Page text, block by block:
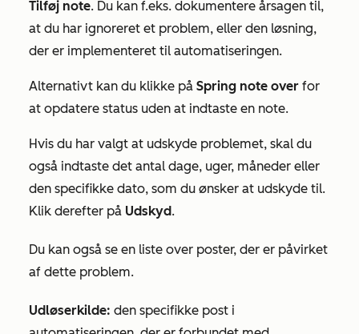
Tilføj note. Du kan f.eks. dokumentere årsagen til,
at du har ignoreret et problem, eller den løsning,
der er implementeret til automatiseringen.
Alternativt kan du klikke på Spring note over for
at opdatere status uden at indtaste en note.
Hvis du har valgt at udskyde problemet, skal du
også indtaste det antal dage, uger, måneder eller
den specifikke dato, som du ønsker at udskyde til.
Klik derefter på Udskyd.
Du kan også se en liste over poster, der er påvirket
af dette problem.
Udløserkilde: den specifikke post i